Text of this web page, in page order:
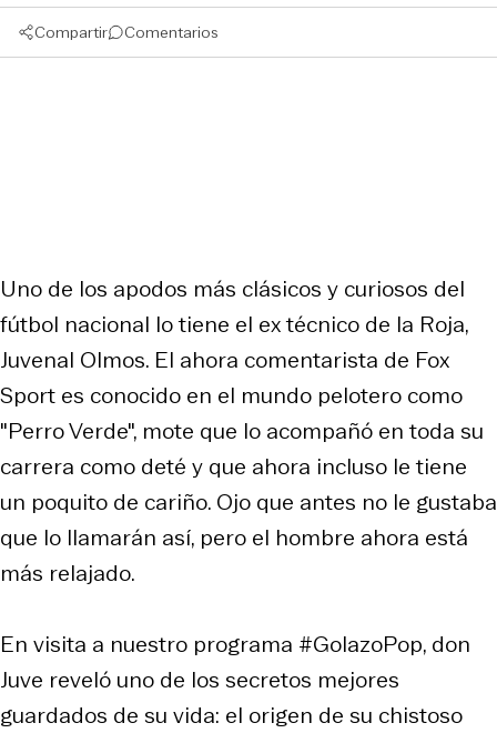
Compartir Comentarios
Uno de los apodos más clásicos y curiosos del
fútbol nacional lo tiene el ex técnico de la Roja,
Juvenal Olmos. El ahora comentarista de Fox
Sport es conocido en el mundo pelotero como
"Perro Verde", mote que lo acompañó en toda su
carrera como deté y que ahora incluso le tiene
un poquito de cariño. Ojo que antes no le gustaba
que lo llamarán así, pero el hombre ahora está
más relajado.
En visita a nuestro programa #GolazoPop, don
Juve reveló uno de los secretos mejores
guardados de su vida: el origen de su chistoso